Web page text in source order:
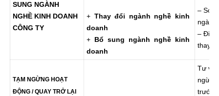
SUNG NGÀNH
NGHỀ KINH DOANH
CÔNG TY
+ Thay đổi ngành nghề kinh
doanh
+ Bổ sung ngành nghề kinh
doanh
–
ngành
– Đi
thay
TẠM NGỪNG HOẠT
ĐỘNG / QUAY TRỞ LẠI
Tư
trước